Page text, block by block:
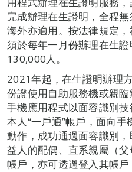
完成辦理在生證明，全程
海外亦適用。按法律規定
須於每年一月份辦理在生
130,000人。
2021年起，在生證明辦理
份證使用自助服務機或親
手機應用程式以面容識別
本人“一戶通”帳戶，面向
動作，成功通過面容識別
益人的配偶、直系親屬（
帳戶，亦可透過登入其帳戶